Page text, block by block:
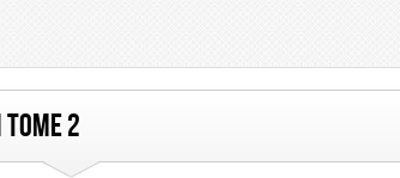
Urban Comics
2